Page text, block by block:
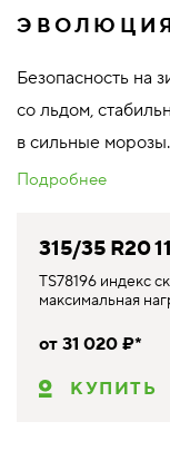
Безопасность на
со льдом,
в сильные морозы.
Подробнее
315/35 R20
TS78196 индекс
максимальная
от 31 020 ₽*
КУПИТЬ